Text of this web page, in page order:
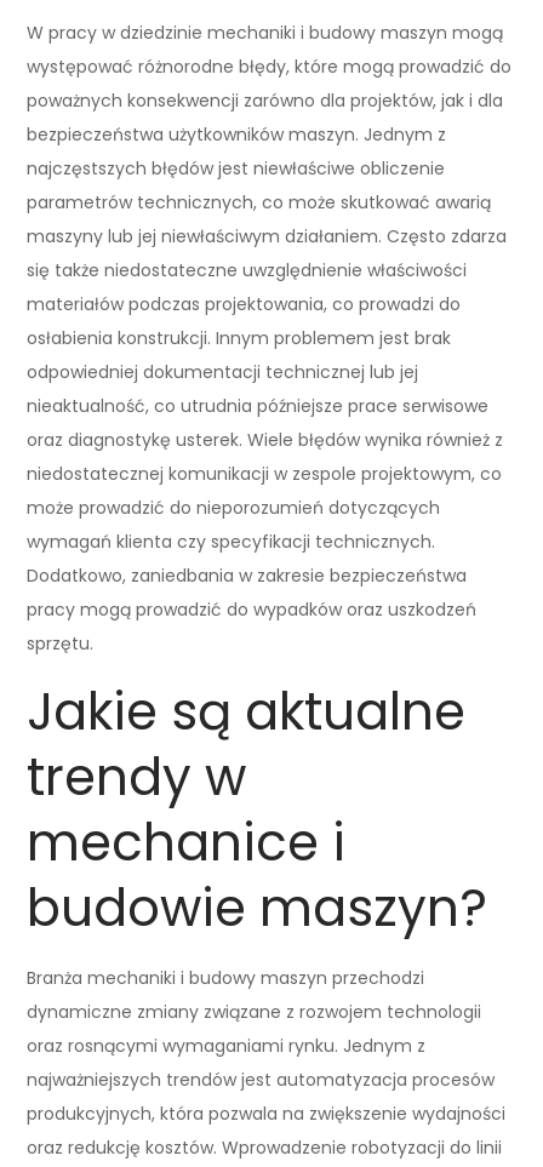
W pracy w dziedzinie mechaniki i budowy maszyn mogą
występować różnorodne błędy, które mogą prowadzić do
poważnych konsekwencji zarówno dla projektów, jak i dla
bezpieczeństwa użytkowników maszyn. Jednym z
najczęstszych błędów jest niewłaściwe obliczenie
parametrów technicznych, co może skutkować awarią
maszyny lub jej niewłaściwym działaniem. Często zdarza
się także niedostateczne uwzględnienie właściwości
materiałów podczas projektowania, co prowadzi do
osłabienia konstrukcji. Innym problemem jest brak
odpowiedniej dokumentacji technicznej lub jej
nieaktualność, co utrudnia późniejsze prace serwisowe
oraz diagnostykę usterek. Wiele błędów wynika również z
niedostatecznej komunikacji w zespole projektowym, co
może prowadzić do nieporozumień dotyczących
wymagań klienta czy specyfikacji technicznych.
Dodatkowo, zaniedbania w zakresie bezpieczeństwa
pracy mogą prowadzić do wypadków oraz uszkodzeń
sprzętu.
Jakie są aktualne
trendy w
mechanice i
budowie maszyn?
Branża mechaniki i budowy maszyn przechodzi
dynamiczne zmiany związane z rozwojem technologii
oraz rosnącymi wymaganiami rynku. Jednym z
najważniejszych trendów jest automatyzacja procesów
produkcyjnych, która pozwala na zwiększenie wydajności
oraz redukcję kosztów. Wprowadzenie robotyzacji do linii